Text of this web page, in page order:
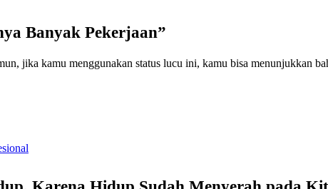
Banyak Pekerjaan”
jika kamu menggunakan status lucu ini, kamu bisa menunjukkan